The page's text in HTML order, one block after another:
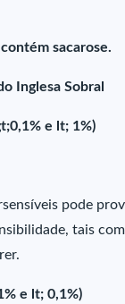
sacarose.
Inglesa Sobral
e lt; 1%)
pode
tais
e lt; 0,1%)